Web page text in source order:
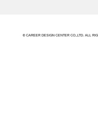
© CAREER DESIGN CENTER CO.,LTD. ALL